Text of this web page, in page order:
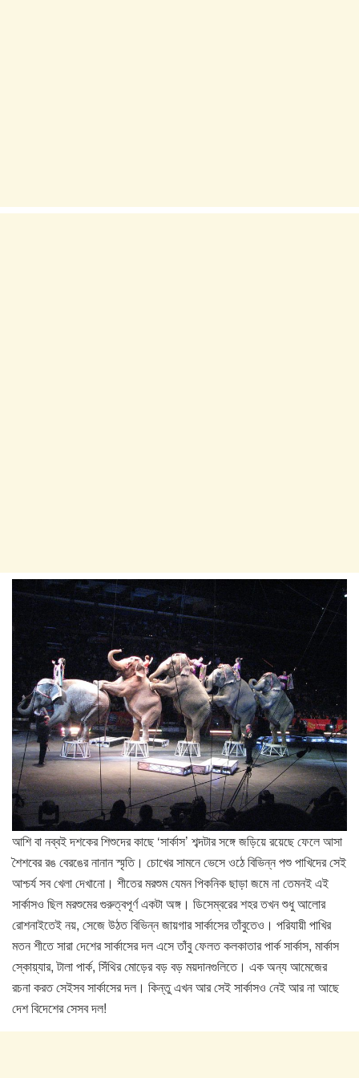
আশি বা নব্বই দশকের শিশুদের কাছে ‘সার্কাস’ শব্দটার সঙ্গে জড়িয়ে রয়েছে ফেলে আসা
শৈশবের রঙ বেরঙের নানান স্মৃতি। চোখের সামনে ভেসে ওঠে বিভিন্ন পশু পাখিদের সেই
আশ্চর্য সব খেলা দেখানো। শীতের মরশুম যেমন পিকনিক ছাড়া জমে না তেমনই এই
সার্কাসও ছিল মরশুমের গুরুত্বপূর্ণ একটা অঙ্গ। ডিসেম্বরের শহর তখন শুধু আলোর
রোশনাইতেই নয়, সেজে উঠত বিভিন্ন জায়গার সার্কাসের তাঁবুতেও। পরিযায়ী পাখির
মতন শীতে সারা দেশের সার্কাসের দল এসে তাঁবু ফেলত কলকাতার পার্ক সার্কাস, মার্কাস
স্কোয়্যার, টালা পার্ক, সিঁথির মোড়ের বড় বড় ময়দানগুলিতে। এক অন্য আমেজের
রচনা করত সেইসব সার্কাসের দল। কিন্তু এখন আর সেই সার্কাসও নেই আর না আছে
দেশ বিদেশের সেসব দল!